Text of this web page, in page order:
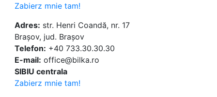
Zabierz mnie tam!
Adres: str. Henri Coandă, nr. 17
Brașov, jud. Brașov
Telefon: +40 733.30.30.30
E-mail: office@bilka.ro
SIBIU centrala
Zabierz mnie tam!